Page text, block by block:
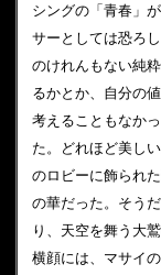
シングの「青春」
サーとしては恐ろ
のけれんもない純
るかとか、自分の
考えることもなか
た。どれほど美し
のロビーに飾られ
の華だった。そう
り、天空を舞う大
横顔には、マサイ